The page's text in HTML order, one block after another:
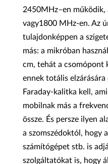
2450MHz–en működik,
vagy1800 MHz-en. Az
tulajdonképpen a
más: a mikróban
cm, tehát a csomópont
ennek totális
Faraday-kalitka kell,
mobilnak más a
össze. És persze ilyen
a szomszédoktól, hogy
számítógépet stb. is
szolgáltatókat is, hogy